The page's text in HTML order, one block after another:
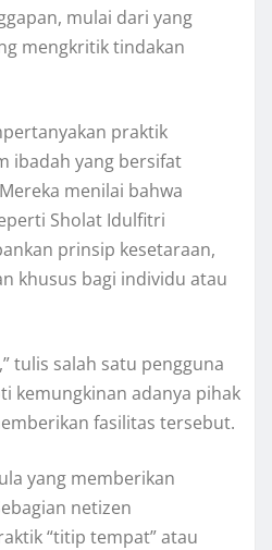
mulai dari yang
mengkritik tindakan
praktik
ibadah yang bersifat
menilai bahwa
Sholat Idulfitri
prinsip kesetaraan,
khusus bagi individu atau
tulis salah satu pengguna
kemungkinan adanya pihak
fasilitas tersebut.
yang memberikan
netizen
“titip tempat” atau